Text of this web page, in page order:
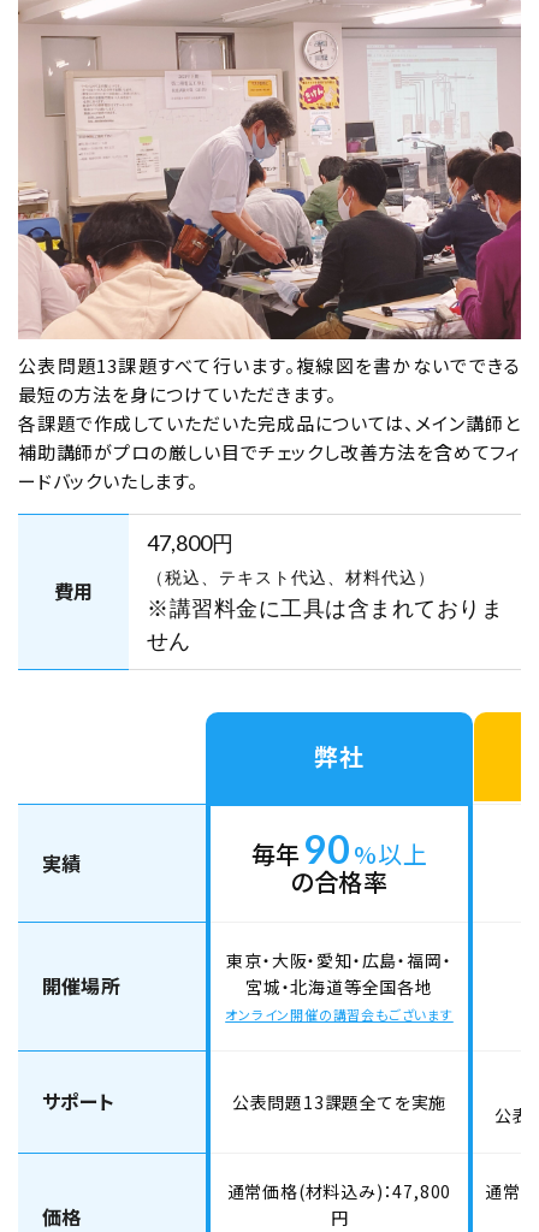
大阪会場 学科コース（2日間）
2026年9月17日（木） 2026年9月18日（金）
大阪会場【下期】第二種電気工事士学科試験
（CBT・筆記）対策 9月17日・18日開催
空席あり
オンライン講座
東京校
学科コース（2日間）
2026年9月19日（土） 2026年9月20日（日）
東京校【下期】第二種電気工事士学科試験
（CBT・筆記）対策 9月19日・20日開催
（YouTubeライブ配信同時開催）
空席あり
埼玉大宮会場
2026年9月20日（日）
東京校
複線図特訓コース
東京校【下期】配線図・複線図特訓コース 9月
公表問題13課題すべて行います。複線図を書かないでできる
最短の方法を身につけていただきます。
各課題で作成していただいた完成品については、メイン講師と
補助講師がプロの厳しい目でチェックし改善方法を含めてフィ
ードバックいたします。
費用
47,800円
（税込、テキスト代込、材料代込）
※講習料金に工具は含まれておりま
せん
弊社
実績 毎年90%以上
の合格率
開催場所
東京・大阪・愛知・広島・福岡・
宮城・北海道等全国各地
オンライン開催の講習会もございます
サポート 公表問題13課題全てを実施
公表
価格
通常価格(材料込み)：47,800
円
通常